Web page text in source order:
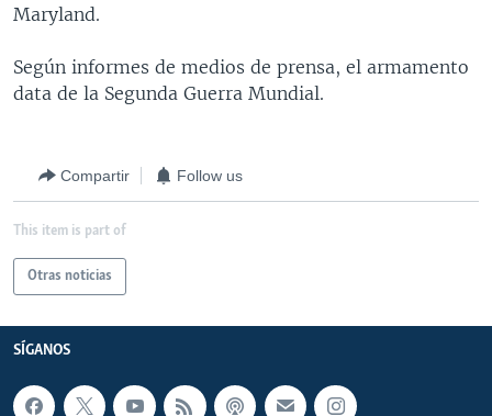
TECNOLOGÍA
DEPORTES
CIENCIA Y SALUD
FOTOGRAFÍA
AUDIOS
EL MUNDO AL DÍA
FORO INTERAMERICANO
VISIÓN 360
PANORAMA
RADIO
AVANCE INFORMATIVO
AUDIONOTICIAS
ESTADOS UNIDOS AL DÍA
EL MUNDO AL DÍA [RADIO]
FORO [RADIO]
DEPORTIVO INTERNACIONAL
DIRECT
DOCUMENTALES DE LA VOA
Idiomas
Maryland.
Según informes de medios de prensa, el armamento
data de la Segunda Guerra Mundial.
Compartir Follow us
This item is part of
Otras noticias
SÍGANOS